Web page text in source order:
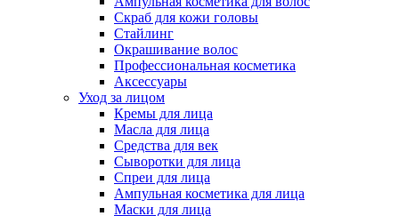
Скраб для кожи головы
Стайлинг
Окрашивание волос
Профессиональная косметика
Аксессуары
Уход за лицом
Кремы для лица
Масла для лица
Средства для век
Сыворотки для лица
Спреи для лица
Ампульная косметика для лица
Маски для лица